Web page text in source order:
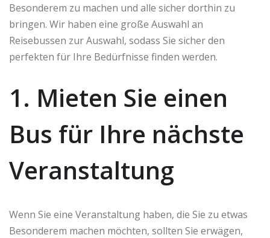
Besonderem zu machen und alle sicher dorthin zu
bringen. Wir haben eine große Auswahl an
Reisebussen zur Auswahl, sodass Sie sicher den
perfekten für Ihre Bedürfnisse finden werden.
1. Mieten Sie einen
Bus für Ihre nächste
Veranstaltung
Wenn Sie eine Veranstaltung haben, die Sie zu etwas
Besonderem machen möchten, sollten Sie erwägen,